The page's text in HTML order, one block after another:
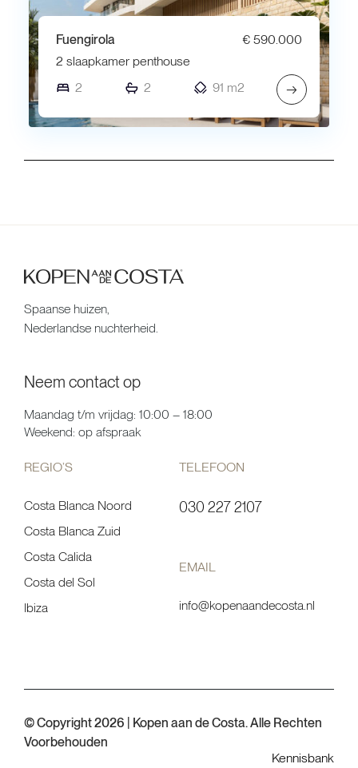
Fuengirola
€ 590.000
2 slaapkamer penthouse
2
2 91 m2 →
Spaanse huizen,
Nederlandse nuchterheid.
Neem contact op
Maandag t/m vrijdag: 10:00 – 18:00
Weekend: op afspraak
REGIO’S
Costa Blanca Noord
Costa Blanca Zuid
Costa Calida
Costa del Sol
Ibiza
TELEFOON
030 227 2107
EMAIL
info@kopenaandecosta.nl
© Copyright 2026 | Kopen aan de Costa. Alle Rechten
Voorbehouden
Kennisbank